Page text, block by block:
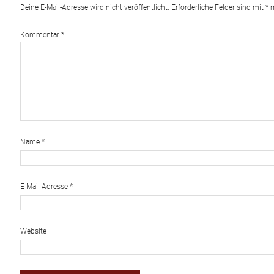
Deine E-Mail-Adresse wird nicht veröffentlicht. Erforderliche Felder sind mit *
Kommentar *
Name *
E-Mail-Adresse *
Website